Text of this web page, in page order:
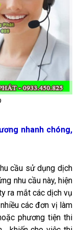
nhanh chóng,
cầu sử dụng dịch
nhu cầu này, hiện
ra mắt các dịch vụ
các đơn vị làm
phương tiện thi